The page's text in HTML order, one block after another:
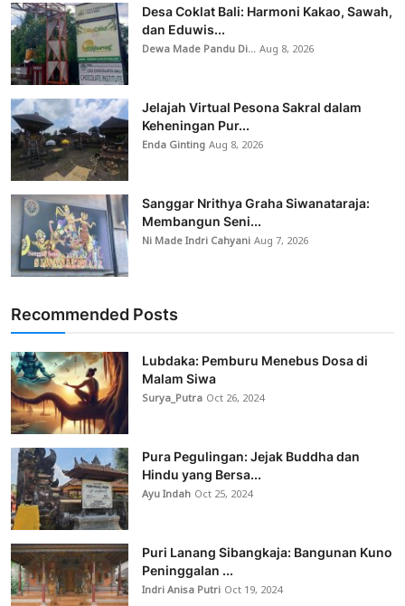
Desa Coklat Bali: Harmoni Kakao, Sawah,
dan Eduwis...
Dewa Made Pandu Di...Aug 8, 2026
Jelajah Virtual Pesona Sakral dalam
Keheningan Pur...
Enda GintingAug 8, 2026
Sanggar Nrithya Graha Siwanataraja:
Membangun Seni...
Ni Made Indri CahyaniAug 7, 2026
Recommended Posts
Lubdaka: Pemburu Menebus Dosa di
Malam Siwa
Surya_Putra Oct 26, 2024
Pura Pegulingan: Jejak Buddha dan
Hindu yang Bersa...
Ayu Indah Oct 25, 2024
Puri Lanang Sibangkaja: Bangunan Kuno
Peninggalan ...
Indri Anisa Putri Oct 19, 2024